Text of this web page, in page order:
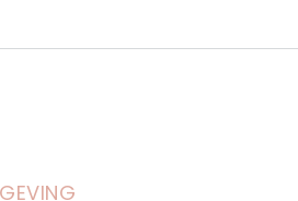
het plezier van het